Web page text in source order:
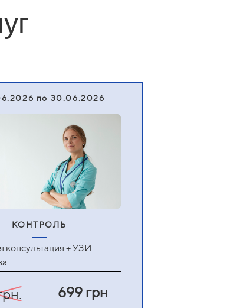
по 30.06.2026
КОНТРОЛЬ
консультация + УЗИ
699 грн